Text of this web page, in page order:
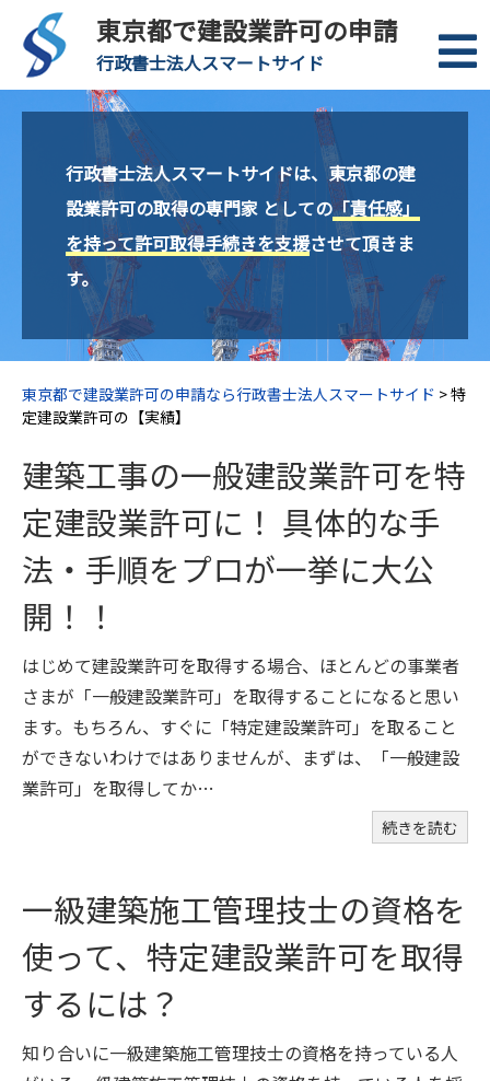
東京都で建設業許可の申請
行政書士法人スマートサイド
行政書士法人スマートサイドは、東京都の建
設業許可の取得の専門家 としての「責任感」
を持って許可取得手続きを支援させて頂きま
す。
東京都で建設業許可の申請なら行政書士法人スマートサイド >特
定建設業許可の【実績】
建築工事の一般建設業許可を特
定建設業許可に！ 具体的な手
法・手順をプロが一挙に大公
開！！
はじめて建設業許可を取得する場合、ほとんどの事業者
さまが「一般建設業許可」を取得することになると思い
ます。もちろん、すぐに「特定建設業許可」を取ること
ができないわけではありませんが、まずは、「一般建設
業許可」を取得してか…
続きを読む
一級建築施工管理技士の資格を
使って、特定建設業許可を取得
するには？
知り合いに一級建築施工管理技士の資格を持っている人